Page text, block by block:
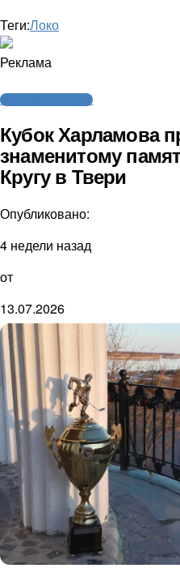
Теги:Локо
Реклама
Молодежный хоккей
Кубок Харламова
знаменитому
Кругу в Твери
Опубликовано:
4 недели назад
от
13.07.2026